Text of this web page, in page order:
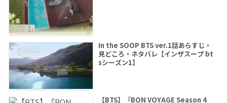
In the SOOP BTS ver.1話あらすじ・
見どころ・ネタバレ【インザスープ bt
sシーズン1】
【BTS】『BON VOYAGE Season 4